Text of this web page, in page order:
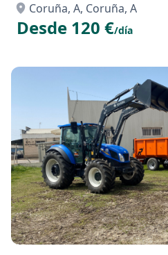
Coruña, A, Coruña, A
Desde 120 €/día